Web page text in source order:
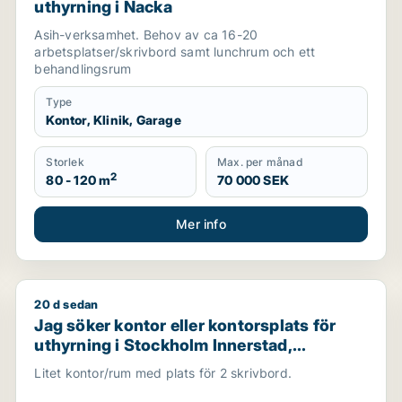
uthyrning i Nacka
Asih-verksamhet. Behov av ca 16-20
arbetsplatser/skrivbord samt lunchrum och ett
behandlingsrum
Type
Kontor, Klinik, Garage
Storlek
80 - 120 m2
Max. per månad
70 000 SEK
Mer info
Karlstad
Jag söker kontor eller kontorsplats för uthyrning i
20 d sedan
Jag söker kontor eller kontorsplats för
uthyrning i Stockholm Innerstad,
Kungsholmen eller Vasastan m.fl.
Litet kontor/rum med plats för 2 skrivbord.